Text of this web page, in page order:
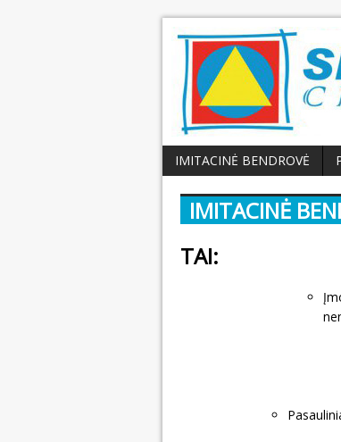
IMITACINĖ BENDROVĖ
IMITACINĖ
TAI: